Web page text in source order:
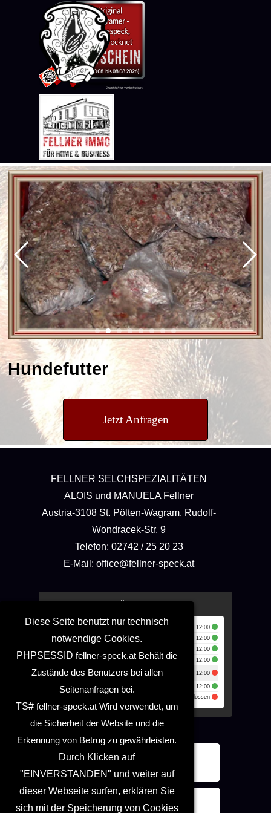
Diese Seite benutzt nur technisch
notwendige Cookies.
PHPSESSID fellner-speck.at Behält die
Zustände des Benutzers bei allen
Seitenanfragen bei.
TS# fellner-speck.atWird verwendet, um
die Sicherheit der Website und die
Erkennung von Betrug zu gewährleisten.
Durch Klicken auf
"EINVERSTANDEN" und weiter auf
dieser Webseite surfen, erklären Sie
sich mit der Speicherung von Cookies
Direkt zum Seiteninhalt
Menü überspringen
Hundefutter
Jetzt Anfragen
FELLNER SELCHSPEZIALITÄTEN
ALOIS und MANUELA Fellner
Austria-3108 St. Pölten-Wagram, Rudolf-
Wondracek-Str. 9
Telefon: 02742 / 25 20 23
E-Mail: office@fellner-speck.at
Zum Newsletter anmelden
Geschenk-Gutschein
Montag: 07:00 - 12:00
Dienstag: 07:00 - 12:00
07:00 - 12:00
Donnerstag: 🕑 07:00 - 12:00
Freitag: 07:00 - 12:00
Samstag: 07:00 - 12:00
Geschlossen